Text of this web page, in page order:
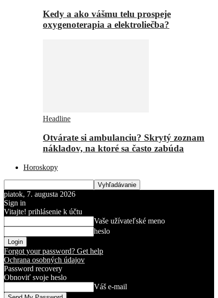
Kedy a ako vášmu telu prospeje
oxygenoterapia a elektroliečba?
Headline
Otvárate si ambulanciu? Skrytý zoznam
nákladov, na ktoré sa často zabúda
Horoskopy
piatok, 7. augusta 2026
Sign in
Vitajte! prihlásenie k účtu
Vaše užívateľské meno
heslo
Forgot your password? Get help
Ochrana osobných údajov
Password recovery
Obnoviť svoje heslo
Váš e-mail